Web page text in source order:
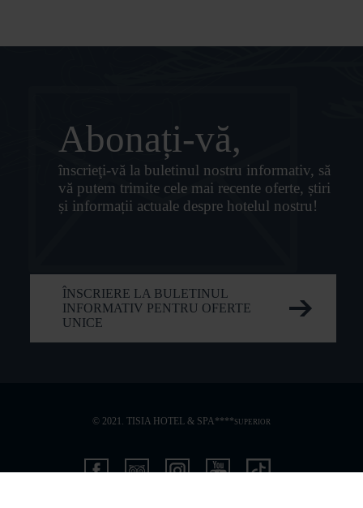
Abonați-vă,
înscrieţi-vă la buletinul nostru informativ, să
vă putem trimite cele mai recente oferte, știri
și informații actuale despre hotelul nostru!
ÎNSCRIERE LA BULETINUL
INFORMATIV PENTRU OFERTE
UNICE
© 2021. TISIA HOTEL & SPA**** SUPERIOR